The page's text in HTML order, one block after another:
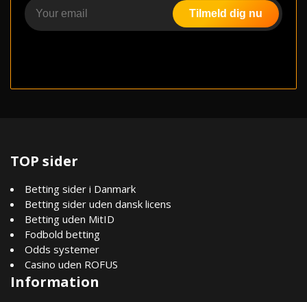
Tilmeld dig nu
TOP sider
Betting sider i Danmark
Betting sider uden dansk licens
Betting uden MitID
Fodbold betting
Odds systemer
Casino uden ROFUS
Information